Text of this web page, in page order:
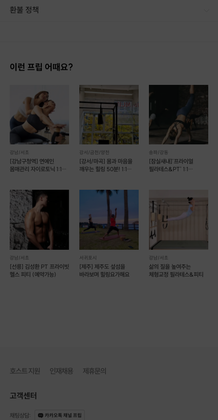
환불 정책
이런 프립 어때요?
강남/서초
[강남구청역] 연예인
몸매관리 자이로토닉 1:1
강서/금천/양천
[강서/마곡] 몸과 마음을
깨우는 힐링 50분! 1:1
송파/강동
[잠실새내]'프라이얼
필라테스&PT' 1:1
강남/서초
[선릉] 김성환 PT 프라이빗
헬스 피티 (예약가능)
서귀포시
[제주] 제주도 섶섬을
바라보며 힐링요가해요
강남/서초
삶의 질을 높여주는
체형교정 필라테스&피티
호스트 지원 인재채용 제휴문의
고객센터
채팅상담: 카카오톡 채널 프립